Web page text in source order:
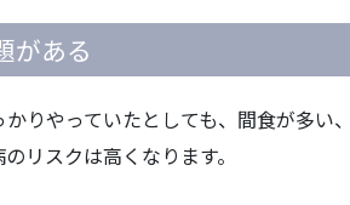
がある
りやっていたとしても、間食が多
リスクは高くなります。